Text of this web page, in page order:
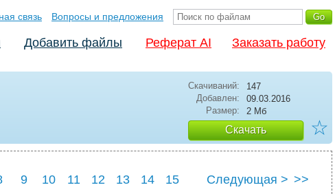
связь Вопросы и предложения
Добавить файлы Реферат AI Заказать работу
Скачиваний:
147
Добавлен:
09.03.2016
Размер:
2 Мб
Скачать ☆
9 10 11 12 13 14
15
Следующая > >>